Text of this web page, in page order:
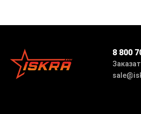
Главные достоинства прецизионных
точность изготовления, надежность и
8 800